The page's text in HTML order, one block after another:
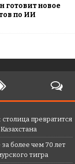
готовит новое
по ИИ
столица превратится
более чем 70 лет
тигра